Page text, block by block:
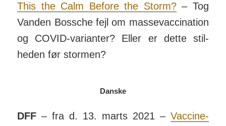
This the Calm Before the Storm?– Tog
Vanden Bossche fejl om masse­vacci­nation
og COVID-vari­anter? Eller er dette stil­
heden før stormen?
Danske
DFF – fra d. 13. marts 2021 – Vaccine-